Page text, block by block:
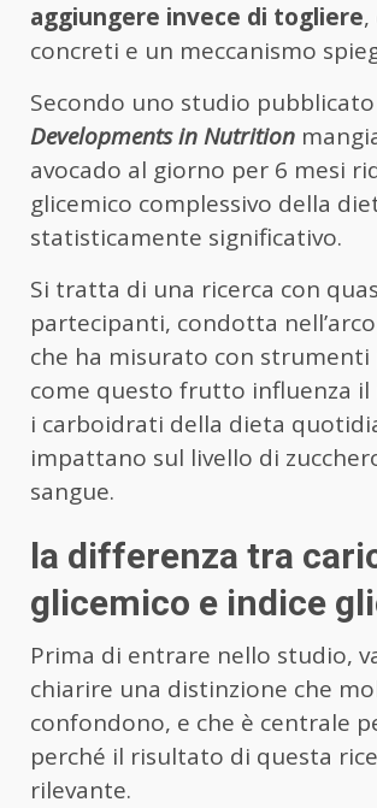
aggiungere invece di togliere,
concreti e un meccanismo
Secondo uno studio
Developments in Nutrition
avocado al giorno per 6 mesi
glicemico complessivo della
statisticamente significativo.
Si tratta di una ricerca con
partecipanti, condotta
che ha misurato con strumenti
come questo frutto influenza il
i carboidrati della dieta
impattano sul livello di
sangue.
la differenza tra
glicemico e indice
Prima di entrare nello studio,
chiarire una distinzione che
confondono, e che è centrale
perché il risultato di questa
rilevante.